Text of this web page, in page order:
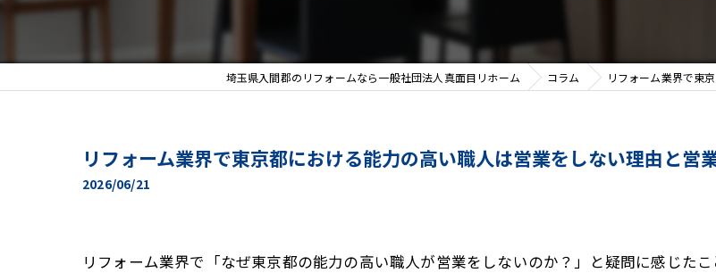
カバー工法
埼玉県入間郡のリフォームなら一般社団法人真面目リホーム コラム リフォーム業界で東
リフォーム業界で東京都における能力の高い職人は営業をしない理由と営
2026/06/21
リフォーム業界で「なぜ東京都の能力の高い職人が営業をしないのか？」と疑問に感じた